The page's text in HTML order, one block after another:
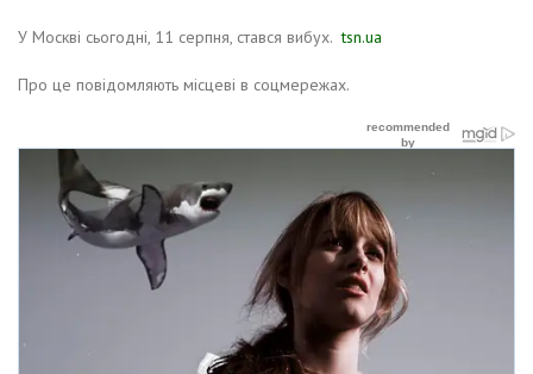
У Москві сьогодні, 11 серпня, стався вибух.tsn.ua
Про це повідомляють місцеві в соцмережах.